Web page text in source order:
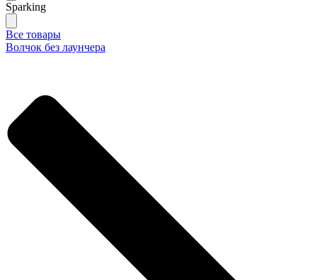
Sparking
Все товары
Волчок без лаунчера